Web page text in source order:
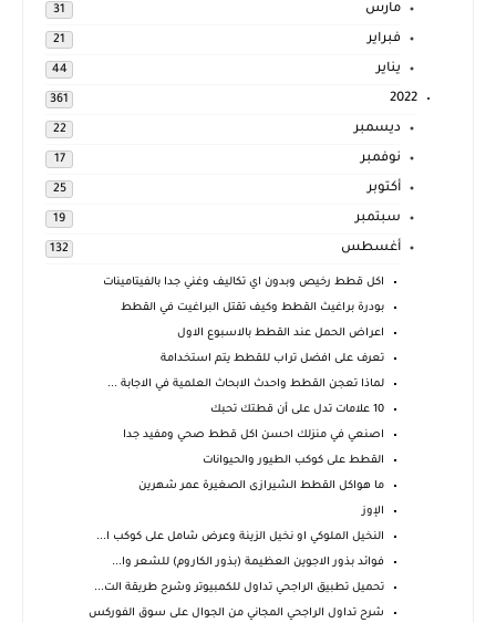
مارس 31
فبراير 21
يناير 44
2022
361
ديسمبر 22
نوفمبر 17
أكتوبر 25
سبتمبر 19
أغسطس 132
اكل قطط رخيص وبدون اي تكاليف وغني جدا بالفيتامينات
بودرة براغيث القطط وكيف تقتل البراغيت في القطط
اعراض الحمل عند القطط بالاسبوع الاول
تعرف على افضل تراب للقطط يتم استخدامة
لماذا تعجن القطط واحدث الابحاث العلمية في الاجابة ...
10 علامات تدل على أن قطتك تحبك
اصنعي في منزلك احسن اكل قطط صحي ومفيد جدا
القطط على كوكب الطيور والحيوانات
ما هواكل القطط الشيرازى الصغيرة عمر شهرين
الإوز
النخيل الملوكي او نخيل الزينة وعرض شامل على كوكب ا...
فوائد بذور الاجوين العظيمة (بذور الكاروم) للشعر وا...
تحميل تطبيق الراجحي تداول للكمبيوتر وشرح طريقة الت...
شرح تداول الراجحي المجاني من الجوال على سوق الفوركس